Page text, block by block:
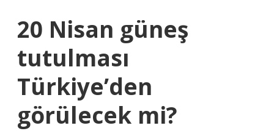
20 Nisan güneş
tutulması
Türkiye’den
görülecek mi?